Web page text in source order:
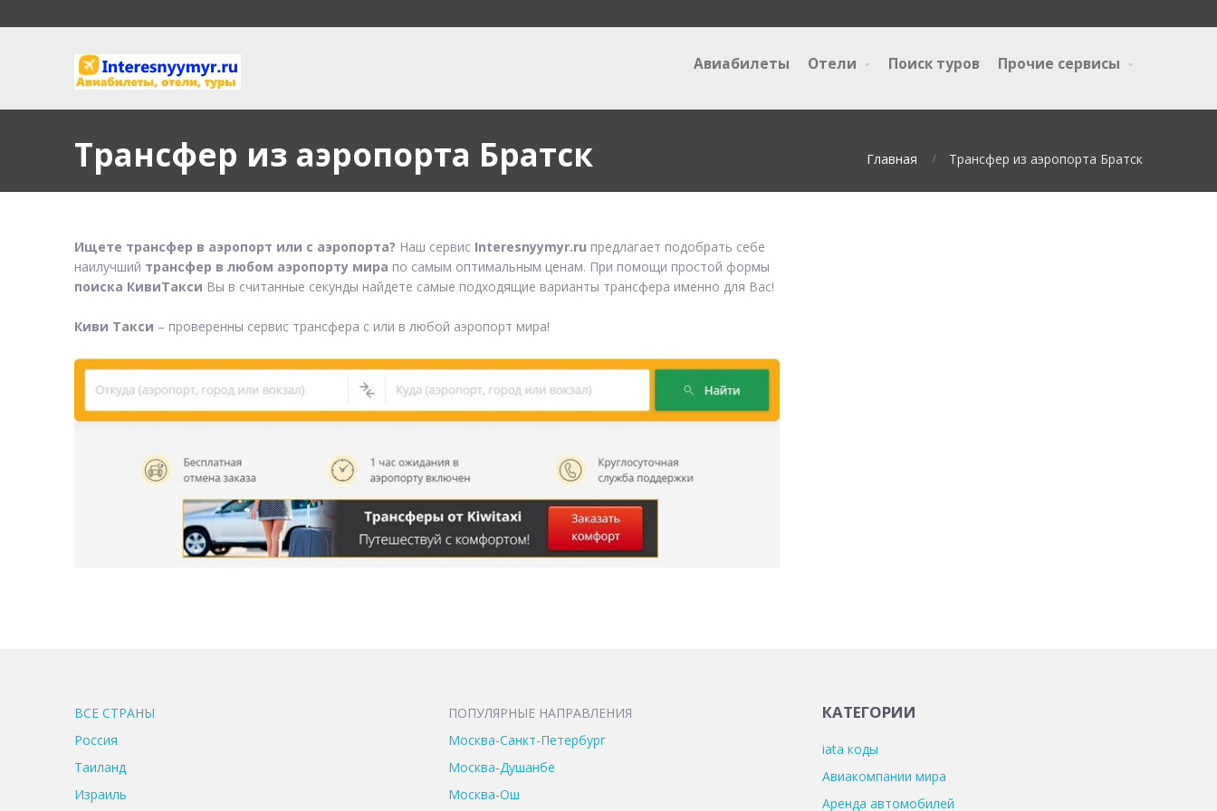
Авиабилеты Отели Поиск туров Прочие сервисы
Трансфер из аэропорта Братск Главная Трансфер из аэропорта Братск
Ищете трансфер в аэропорт или с аэропорта? Наш сервис Interesnyymyr.ru предлагает подобрать себе
наилучший трансфер в любом аэропорту мира по самым оптимальным ценам. При помощи простой формы
поиска КивиТакси Вы в считанные секунды найдете самые подходящие варианты трансфера именно для Вас!
Киви Такси – проверенны сервис трансфера с или в любой аэропорт мира!
ВСЕ CТРАНЫ
Россия
Таиланд
Израиль
ПОПУЛЯРНЫЕ НАПРАВЛЕНИЯ
Москва-Санкт-Петербург
Москва-Душанбе
Москва-Ош
КАТЕГОРИИ
iata коды
Авиакомпании мира
Аренда автомобилей